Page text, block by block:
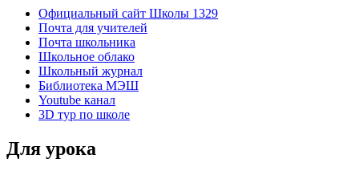
Официальный сайт Школы 1329
Почта для учителей
Почта школьника
Школьное облако
Школьный журнал
Библиотека МЭШ
Youtube канал
3D тур по школе
Для урока